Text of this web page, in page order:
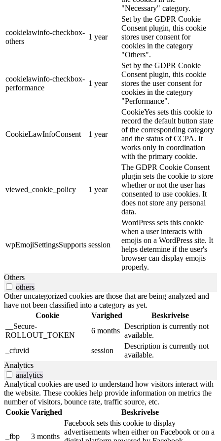
"Necessary" category.
cookielawinfo-checkbox-
others
1 year
Set by the GDPR Cookie
Consent plugin, this cookie
stores user consent for
cookies in the category
"Others".
cookielawinfo-checkbox-
performance
1 year
Set by the GDPR Cookie
Consent plugin, this cookie
stores the user consent for
cookies in the category
"Performance".
CookieLawInfoConsent 1 year
CookieYes sets this cookie to
record the default button state
of the corresponding category
and the status of CCPA. It
works only in coordination
with the primary cookie.
viewed_cookie_policy 1 year
The GDPR Cookie Consent
plugin sets the cookie to store
whether or not the user has
consented to use cookies. It
does not store any personal
data.
wpEmojiSettingsSupports session
WordPress sets this cookie
when a user interacts with
emojis on a WordPress site. It
helps determine if the user's
browser can display emojis
properly.
Others
others
Other uncategorized cookies are those that are being analyzed and
have not been classified into a category as yet.
Cookie
Varighed
Beskrivelse
__Secure-
ROLLOUT_TOKEN
6 months
Description is currently not
available.
_cfuvid
session
Description is currently not
available.
Analytics
analytics
Analytical cookies are used to understand how visitors interact with
the website. These cookies help provide information on metrics the
number of visitors, bounce rate, traffic source, etc.
Cookie Varighed Beskrivelse
_fbp 3 months
Facebook sets this cookie to display
advertisements when either on Facebook or on a